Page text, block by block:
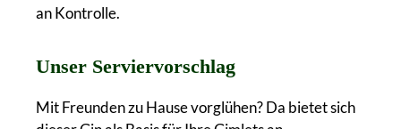
an Kontrolle.
Unser Serviervorschlag
Mit Freunden zu Hause vorglühen? Da bietet sich